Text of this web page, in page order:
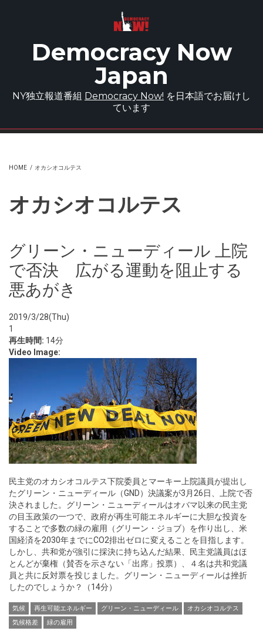
Democracy Now
Japan
NY独立報道番組 Democracy Now! を日本語でお届けし
ています
HOME / オカシオコルテス
オカシオコルテス
グリーン・ニューディール 上院
で否決 広がる運動を阻止する
悪あがき
2019/3/28(Thu)
1
再生時間: 14分
Video Image:
民主党のオカシオコルテス下院委員とマーキー上院議員が提出し
たグリーン・ニューディール（GND）決議案が3月26日、上院で否
決されました。グリーン・ニューディールはオバマ以来の民主党
の目玉政策の一つで、政府が再生可能エネルギーに大胆な投資を
することで多数の緑の雇用（グリーン・ジョブ）を作り出し、米
国経済を2030年までにCO2排出ゼロに変えることを目指します。
しかし、共和党が強引に採決に持ち込んだ結果、民主党議員はほ
とんどが棄権（賛否を示さない「出席」投票）、４名は共和党議
員と共に反対票を投じました。グリーン・ニューディールは挫折
したのでしょうか？（14分）
気候 再生可能エネルギー グリーン・ニューディール
オカシオコルテス
気候格差
緑の雇用